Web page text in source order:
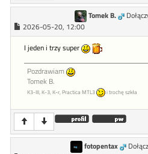
Tomek B.
2026-05-20, 12:00
I jeden i trzy super
Pozdrawiam
Tomek B.
K3-III, K-3, K-r, Practica MTL3 i trochę szkła
fotopentax